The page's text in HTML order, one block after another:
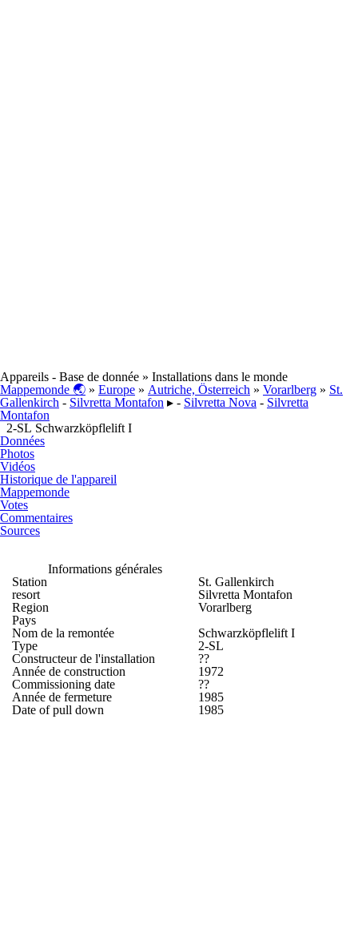
Appareils - Base de donnée » Installations dans le monde
Mappemonde 🌏 » Europe » Autriche, Österreich » Vorarlberg » St.
Gallenkirch - Silvretta Montafon ▸ - Silvretta Nova - Silvretta
Montafon
2-SL Schwarzköpflelift I
Données
Photos
Vidéos
Historique de l'appareil
Mappemonde
Votes
Commentaires
Sources
Informations générales
Station
St. Gallenkirch
resort
Silvretta Montafon
Region
Vorarlberg
Pays
Nom de la remontée
Schwarzköpflelift I
Type
2-SL
Constructeur de l'installation
??
Année de construction
1972
Commissioning date
??
Année de fermeture
1985
Date of pull down
1985